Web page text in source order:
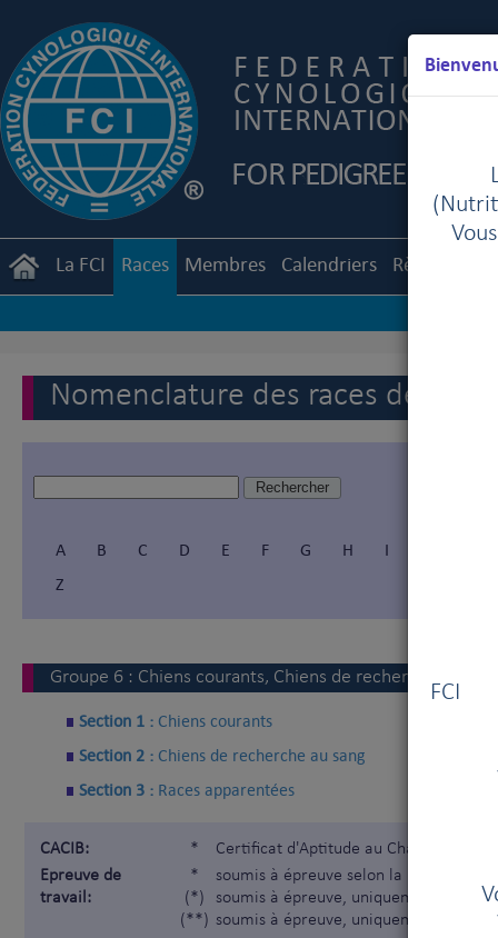
FCI
La FCI Races Membres Calendriers Règlements
Nomenclature des races de la
A B C D E F G H I
Z
Groupe 6 : Chiens courants, Chiens de recherche au
Section 1 : Chiens courants
Section 2 : Chiens de recherche au sang
Section 3 : Races apparentées
CACIB: *
Certificat d'Aptitude au Championnat
Epreuve de
travail:
*
(*)
(**)
soumis à épreuve selon la
soumis à épreuve, uniquement pour
soumis à épreuve, uniquement pour